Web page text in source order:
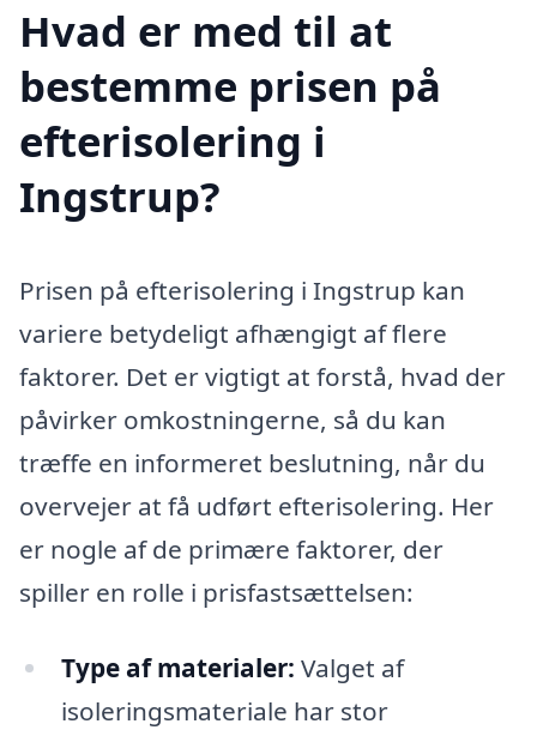
Hvad er med til at
bestemme prisen på
efterisolering i
Ingstrup?
Prisen på efterisolering i Ingstrup kan
variere betydeligt afhængigt af flere
faktorer. Det er vigtigt at forstå, hvad der
påvirker omkostningerne, så du kan
træffe en informeret beslutning, når du
overvejer at få udført efterisolering. Her
er nogle af de primære faktorer, der
spiller en rolle i prisfastsættelsen:
Type af materialer: Valget af
isoleringsmateriale har stor